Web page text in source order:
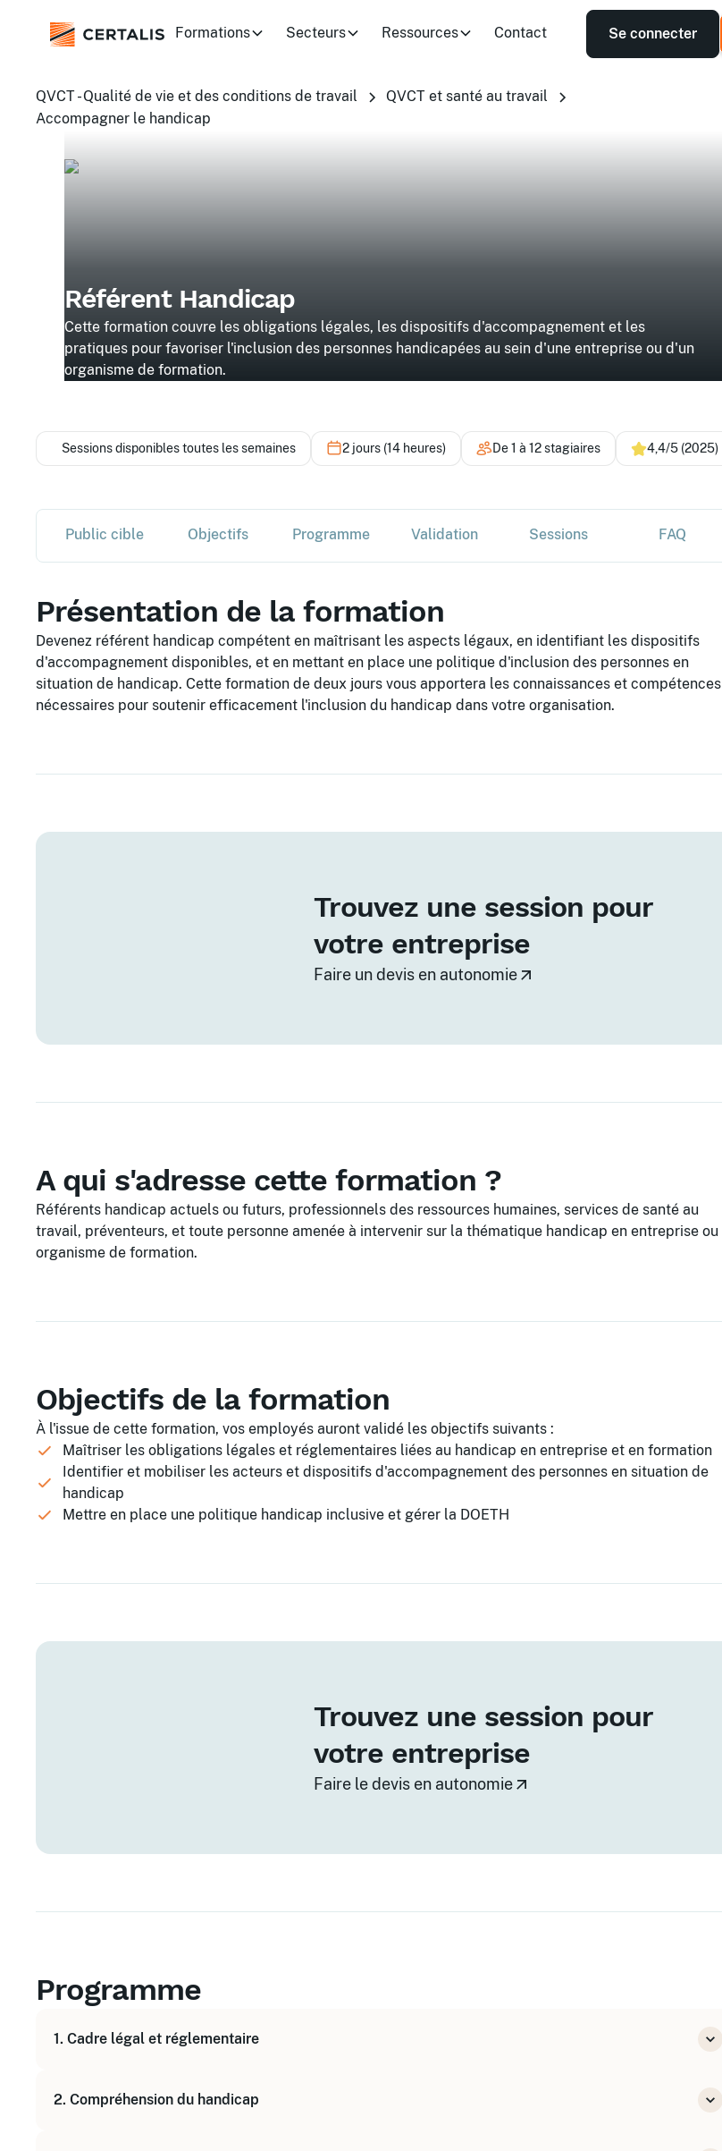
Formations Secteurs Ressources Contact Se connecter
QVCT - Qualité de vie et des conditions de travail
QVCT et santé au travail
Accompagner le handicap
Référent Handicap
Cette formation couvre les obligations légales, les dispositifs d'accompagnement et les
pratiques pour favoriser l'inclusion des personnes handicapées au sein d'une entreprise ou d'un
organisme de formation.
Sessions disponibles toutes les semaines 2 jours (14 heures) De 1 à 12 stagiaires 4,4/5 (2025)
Public cible Objectifs Programme Validation Sessions FAQ
Présentation de la formation
Devenez référent handicap compétent en maîtrisant les aspects légaux, en identifiant les dispositifs
d'accompagnement disponibles, et en mettant en place une politique d'inclusion des personnes en
situation de handicap. Cette formation de deux jours vous apportera les connaissances et compétences
nécessaires pour soutenir efficacement l'inclusion du handicap dans votre organisation.
Trouvez une session pour
votre entreprise
Faire un devis en autonomie
A qui s'adresse cette formation ?
Référents handicap actuels ou futurs, professionnels des ressources humaines, services de santé au
travail, préventeurs, et toute personne amenée à intervenir sur la thématique handicap en entreprise ou
organisme de formation.
Objectifs de la formation
À l'issue de cette formation, vos employés auront validé les objectifs suivants :
Maîtriser les obligations légales et réglementaires liées au handicap en entreprise et en formation
Identifier et mobiliser les acteurs et dispositifs d'accompagnement des personnes en situation de
handicap
Mettre en place une politique handicap inclusive et gérer la DOETH
Trouvez une session pour
votre entreprise
Faire le devis en autonomie
Programme
1. Cadre légal et réglementaire
Connaître les droits et devoirs du référent handicap
2. Compréhension du handicap